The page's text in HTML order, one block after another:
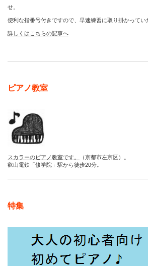
せ。
便利な指番号付きですので、早速練習に取り掛かってい
詳しくはこちらの記事へ
ピアノ教室
スカラーのピアノ教室です。
（京都市左京区）。
叡山電鉄「修学院」駅から徒歩20分。
特集